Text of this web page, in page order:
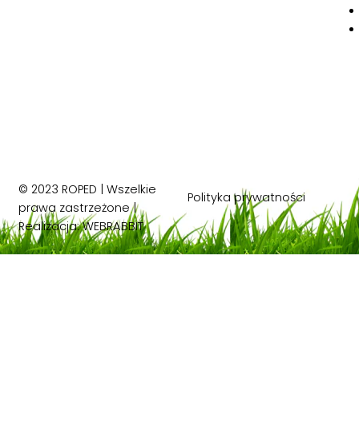
© 2023 ROPED | Wszelkie
prawa zastrzeżone |
Realizacja:WEBRABBIT
Polityka prywatności